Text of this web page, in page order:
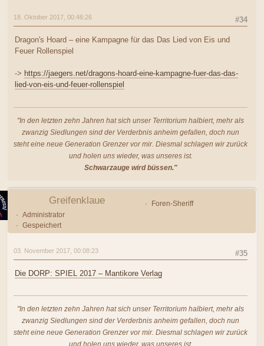
#34
18. Oktober 2017, 00:46:26
Dragon's Hoard – eine Kampagne für das Das Lied von Eis und
Feuer Rollenspiel
-> https://jaegers.net/dragons-hoard-eine-kampagne-fuer-das-das-
lied-von-eis-und-feuer-rollenspiel
"In den letzten zehn Jahren hat sich unser Territorium halbiert, mehr als
zwanzig Siedlungen sind der Verderbnis anheim gefallen, doch nun
steht eine neue Generation Grenzer vor mir. Diesmal schlagen wir zurück
und holen uns wieder, was unseres ist.
Schwarzauge wird büssen."
Greifenklaue
Foren-Sheriff
Administrator
Gespeichert
#35
03. November 2017, 00:08:23
Die DORP: SPIEL 2017 – Mantikore Verlag
"In den letzten zehn Jahren hat sich unser Territorium halbiert, mehr als
zwanzig Siedlungen sind der Verderbnis anheim gefallen, doch nun
steht eine neue Generation Grenzer vor mir. Diesmal schlagen wir zurück